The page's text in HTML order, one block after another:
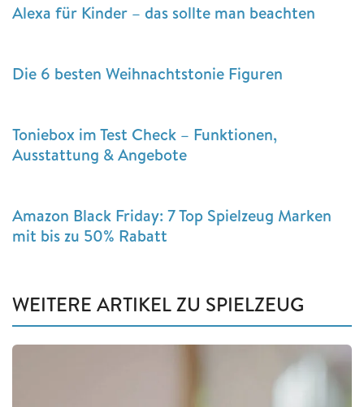
Alexa für Kinder – das sollte man beachten
Die 6 besten Weihnachtstonie Figuren
Toniebox im Test Check – Funktionen,
Ausstattung & Angebote
Amazon Black Friday: 7 Top Spielzeug Marken
mit bis zu 50% Rabatt
WEITERE ARTIKEL ZU SPIELZEUG